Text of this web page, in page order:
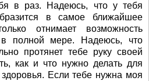
в раз. Надеюсь, что у тебя
в самое ближайшее
отнимает возможность
в полной мере. Надеюсь, что
протянет тебе руку своей
как и что нужно делать для
здоровья. Если тебе нужна моя